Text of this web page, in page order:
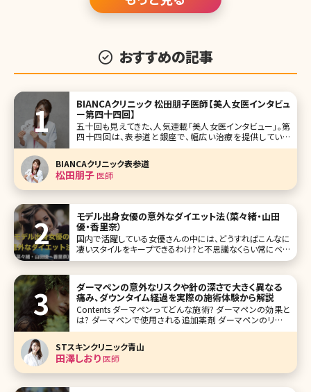
おすすめの記事
BIANCAクリニック 松田朋子医師【美人女医インタビュ
ー第四十四回】
五十回も見えてきた、人気連載「美人女医インタビュー」。第
四十四回は、表参道と銀座で、幅広い治療を提供している
BIANCAクリニックの松田朋子（まつだ ともこ）先生です。 従
てるBIANCAクリニック。その中で美容医療に携わり約10年、
カメラマンか
BIANCAクリニック表参道
松田朋子医師
モデル出身女優の意外なダイエット法（菜々緒・山田
優・香里奈）
国内で活躍している女優さんの中には、どうすればこんなに
凄いスタイルをキープできるわけ?と不思議なくらい常にベス
トなスタイルを維持している方がいます。今回は3名の美女を
ば、やっぱりねえ……という努力を行っている方もいます。そ
れでは、彼女たちがどのよ
ダーマペンの意外なリスクや針の深さで大きく異なる
痛み、ダウンタイム経過を実際の施術体験から解説
Contents ダーマペンってどんな施術? ダーマペンの効果と
は? ダーマペンで使用される追加薬剤 ダーマペンのリスク
ダーマペンの治療の流れ ダーマペンの治療中の痛み ダー
マペンのダウンタイム ダーマペンの施術間隔 ダーマペンの
STスキンクリニック青山
田澤しおり医師